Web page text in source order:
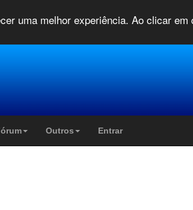
uma melhor experiência. Ao clicar
Outros Entrar